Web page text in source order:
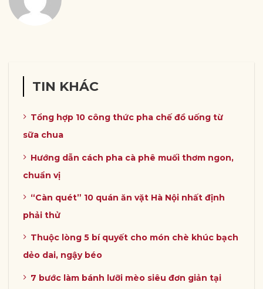
TIN KHÁC
Tổng hợp 10 công thức pha chế đồ uống từ
sữa chua
Hướng dẫn cách pha cà phê muối thơm ngon,
chuẩn vị
“Càn quét” 10 quán ăn vặt Hà Nội nhất định
phải thử
Thuộc lòng 5 bí quyết cho món chè khúc bạch
dẻo dai, ngậy béo
7 bước làm bánh lưỡi mèo siêu đơn giản tại